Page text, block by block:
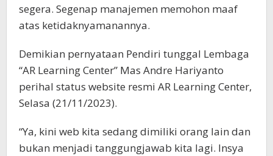
segera. Segenap manajemen memohon maaf
atas ketidaknyamanannya.
Demikian pernyataan Pendiri tunggal Lembaga
“AR Learning Center” Mas Andre Hariyanto
perihal status website resmi AR Learning Center,
Selasa (21/11/2023).
“Ya, kini web kita sedang dimiliki orang lain dan
bukan menjadi tanggungjawab kita lagi. Insya